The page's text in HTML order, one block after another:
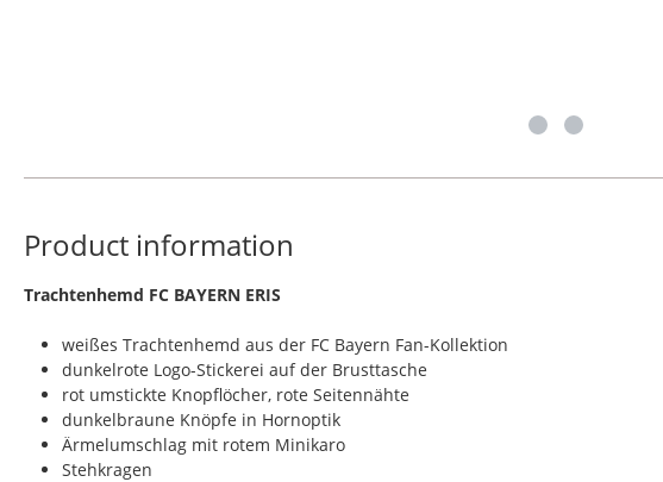
Product information
​Trachtenhemd FC BAYERN ERIS
weißes Trachtenhemd aus der FC Bayern Fan-Kollektion
dunkelrote Logo-Stickerei auf der Brusttasche
rot umstickte Knopflöcher, rote Seitennähte
dunkelbraune Knöpfe in Hornoptik
Ärmelumschlag mit rotem Minikaro
Stehkragen